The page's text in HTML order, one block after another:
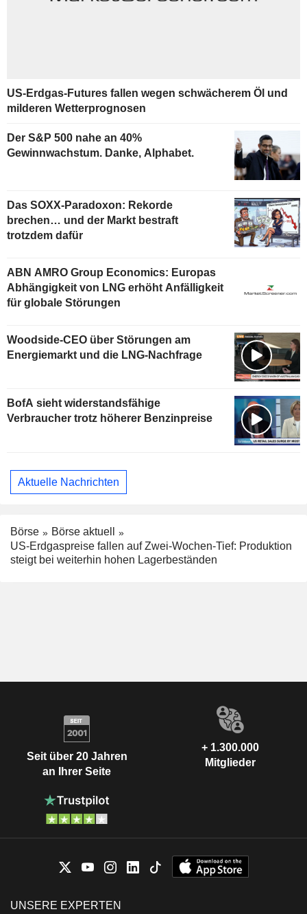
US-Erdgas-Futures fallen wegen schwächerem Öl und
milderen Wetterprognosen
Der S&P 500 nahe an 40%
Gewinnwachstum. Danke, Alphabet.
Das SOXX-Paradoxon: Rekorde
brechen… und der Markt bestraft
trotzdem dafür
ABN AMRO Group Economics: Europas
Abhängigkeit von LNG erhöht Anfälligkeit
für globale Störungen
Woodside-CEO über Störungen am
Energiemarkt und die LNG-Nachfrage
BofA sieht widerstandsfähige
Verbraucher trotz höherer Benzinpreise
Aktuelle Nachrichten
Börse
Börse aktuell
US-Erdgaspreise fallen auf Zwei-Wochen-Tief: Produktion
steigt bei weiterhin hohen Lagerbeständen
Seit über 20 Jahren
an Ihrer Seite
+ 1.300.000
Mitglieder
UNSERE EXPERTEN